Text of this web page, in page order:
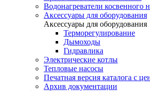
Водонагреватели косвенного
Аксессуары для оборудования
Аксессуары для оборудования
Терморегулирование
Дымоходы
Гидравлика
Электрические котлы
Тепловые насосы
Печатная версия каталога с
Архив документации